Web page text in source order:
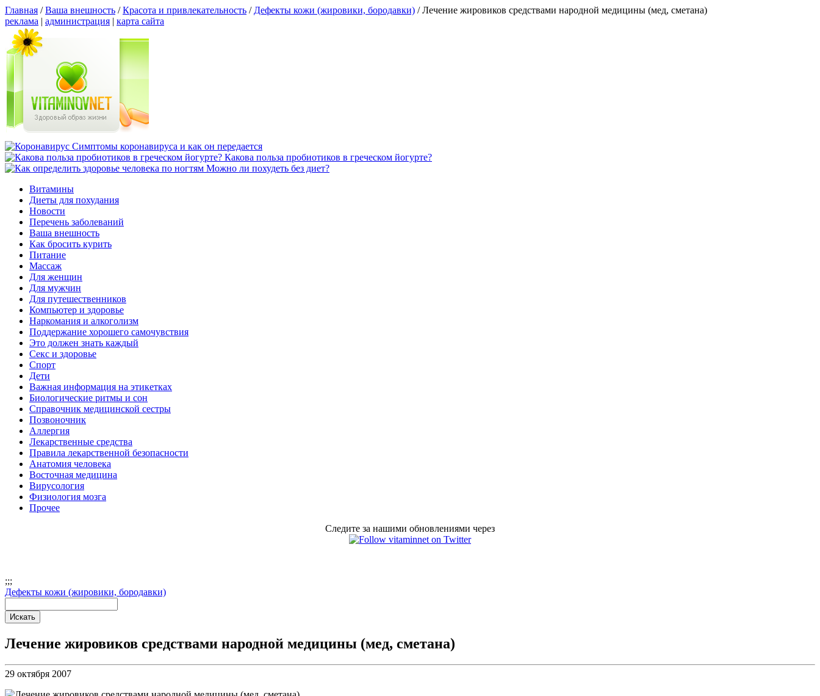
Главная /Ваша внешность /Красота и привлекательность / Дефекты кожи (жировики, бородавки) /Лечение жировиков средствами народной медицины (мед, сметана)
реклама | администрация | карта сайта
Симптомы коронавируса и как он передается
Какова польза пробиотиков в греческом йогурте?
Можно ли похудеть без диет?
Витамины
Диеты для похудания
Новости
Перечень заболеваний
Ваша внешность
Как бросить курить
Питание
Массаж
Для женщин
Для мужчин
Для путешественников
Компьютер и здоровье
Наркомания и алкоголизм
Поддержание хорошего самочувствия
Это должен знать каждый
Секс и здоровье
Спорт
Дети
Важная информация на этикетках
Биологические ритмы и сон
Справочник медицинской сестры
Позвоночник
Аллергия
Лекарственные средства
Правила лекарственной безопасности
Aнатомия человека
Восточная медицина
Вирусология
Физиология мозга
Прочее
Следите за нашими обновлениями через
;;;
Дефекты кожи (жировики, бородавки)
Лечение жировиков средствами народной медицины (мед, сметана)
29 октября 2007